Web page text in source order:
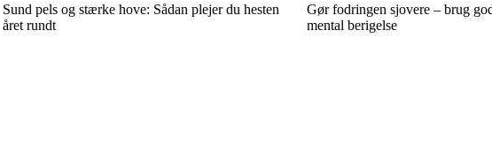
Sund pels og stærke hove: Sådan plejer du hesten
året rundt
Gør fodringen sjovere – brug
mental berigelse